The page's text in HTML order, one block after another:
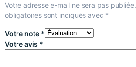
Votre adresse e-mail ne sera pas publiée.
obligatoires sont indiqués avec *
Votre note *
Votre avis *